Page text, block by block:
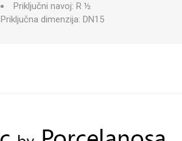
Priključni navoj: R ½
Priključna dimenzija: DN15